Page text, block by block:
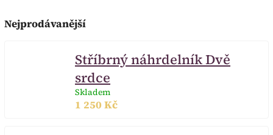
Nejprodávanější
Stříbrný náhrdelník Dvě
srdce
Skladem
1 250 Kč